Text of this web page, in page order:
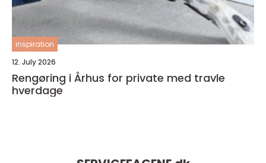
inspiration
12. July 2026
Rengøring i Århus for private med travle
hverdage